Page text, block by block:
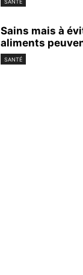
Sains mais à
aliments
SANTÉ